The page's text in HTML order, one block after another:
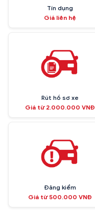
Tín dụng
Giá liên hệ
Rút hồ sơ xe
Giá từ 2.000.000 VNĐ
Đăng kiểm
Giá từ 500.000 VNĐ